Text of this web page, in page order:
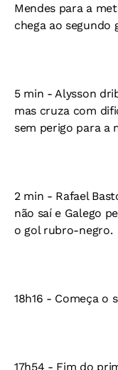
Mendes para a
chega ao segundo
5 min - Alysson
mas cruza com
sem perigo para a
2 min - Rafael
não saí e Galego
o gol rubro-negro.
18h16 - Começa o
17h54 - Fim do